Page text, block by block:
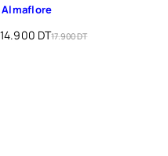
Almaflore
17.900DT
14.900 DT